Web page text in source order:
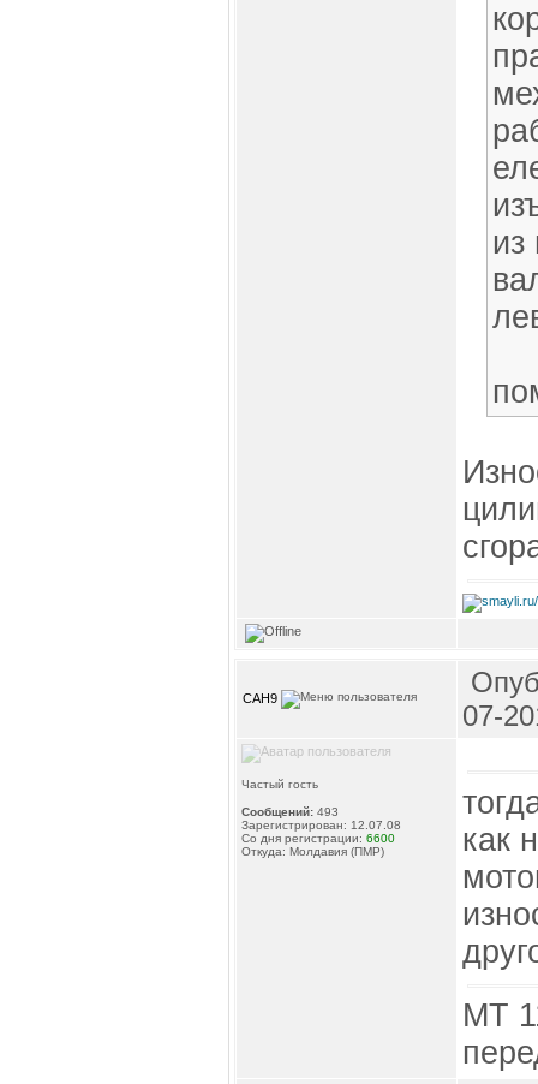
из
CAH9
07-
Частый гость
Сообщений: 493
Зарегистрирован: 12.07.08
Со дня регистрации: 6600
Откуда: Молдавия (ПМР)
как
МТ